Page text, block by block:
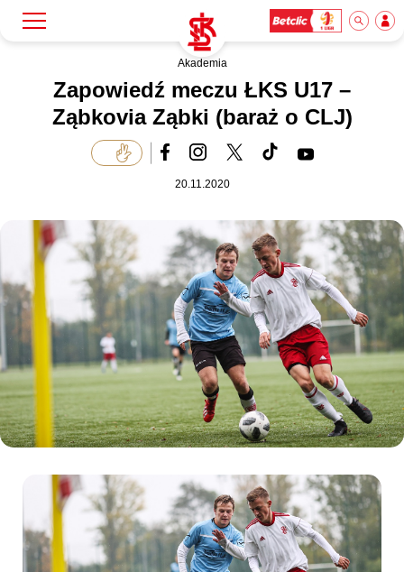
Klub
Akademia
Biznes
Dla mediów
Kibice
Akademia
Zapowiedź meczu ŁKS U17 –
Ząbkovia Ząbki (baraż o CLJ)
20.11.2020